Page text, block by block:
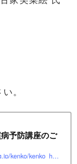
。
予防講座のご
https://www.city.yashio.lg.jp/kenko/kenko_hoken/kenkozukuri/kenkodukuri/seikatsushukan-kouza.html